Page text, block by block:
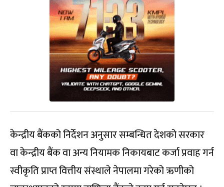
केन्द्रीय बैंकको निर्देशन अनुसार सम्बन्धित देशको सरकार
वा केन्द्रीय बैंक वा अन्य नियामक निकायबाट कर्जा प्रवाह गर्न
स्वीकृति प्राप्त वित्तीय संस्थाले नेपालमा गरेको ऋणीको